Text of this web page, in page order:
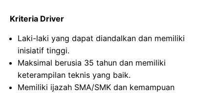
Kriteria Driver
Laki-laki yang dapat diandalkan dan memiliki
inisiatif tinggi.
Maksimal berusia 35 tahun dan memiliki
keterampilan teknis yang baik.
Memiliki ijazah SMA/SMK dan kemampuan